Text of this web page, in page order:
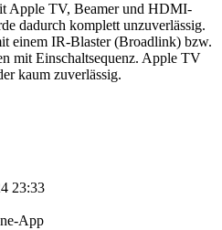
Apple TV, Beamer und HDMI-
dadurch komplett unzuverlässig.
einem IR-Blaster (Broadlink) bzw.
mit Einschaltsequenz. Apple TV
kaum zuverlässig.
23:33
App